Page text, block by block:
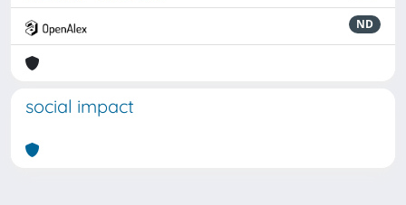
ND
social impact